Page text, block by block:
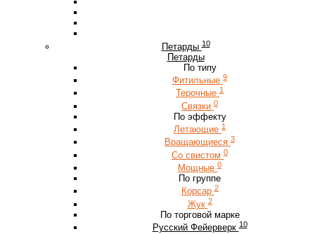
Петарды 10
Петарды
По типу
Фитильные 9
Терочные 1
Связки 0
По эффекту
Летающие 1
Вращающиеся 3
Со свистом 0
Мощные 0
По группе
Корсар 2
Жук 2
По торговой марке
Русский Фейерверк 10